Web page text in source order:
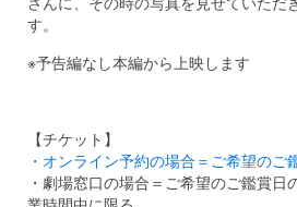
す。
※予告編なし本編から上映します
【チケット】
・オンライン予約の場合＝ご希望のご
・劇場窓口の場合＝ご希望のご鑑賞